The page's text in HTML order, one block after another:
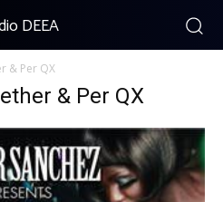
DEEA
& Per QX
& Per QX